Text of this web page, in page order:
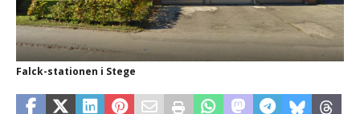
Falck-stationen i Stege